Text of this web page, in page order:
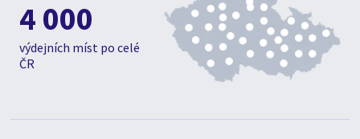
4 000
výdejních míst po celé
ČR